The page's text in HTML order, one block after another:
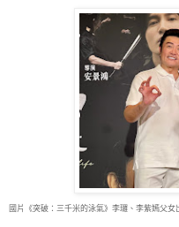
國片《突破：三千米的泳氣》李㼈、李紫嫣父